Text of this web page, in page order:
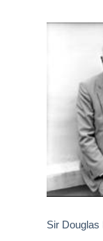
Sir Douglas